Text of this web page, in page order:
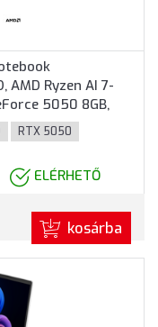
AMD Ryzen AI 7-
5050 8GB,
nélkül, 3 év
RTX 5050
ELÉRHETŐ
kosárba